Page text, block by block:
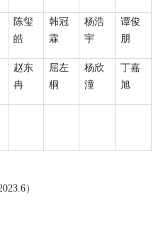
陈玺
皓
韩冠
霖
杨浩
宇
谭俊
朋
赵东
冉
屈左
桐
杨欣
潼
丁嘉
旭
）